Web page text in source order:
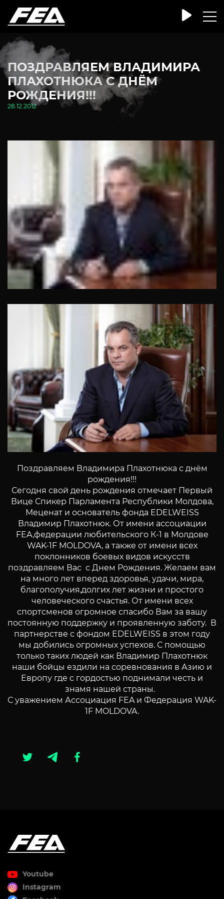
ПОЗДРАВЛЯЕМ ВЛАДИМИРА
ПЛАХОТНЮКА С ДНЁМ
РОЖДЕНИЯ!!!
28.12.2012
Поздравляем Владимира Плахотнюка с днём
рождения!!!
Сегодня свой день рождения отмечает Первый
Вице Спикер Парламента Республики Молдова,
Меценат и основатель фонда EDELWEISS
Владимир Плахотнюк. От имени ассоциации
FEA,федерации любительского К-1 в Молдове
WAK-1F MOLDOVA, а также от имени всех
поклонников боевых видов искусств
поздравляем Вас с Днем Рождения. Желаем вам
на много лет вперед здоровья, удачи, мира,
благополучия,долгих лет жизни и простого
человеческого счастья. От имени всех
спортсменов огромное спасибо Вам за вашу
постоянную поддержку и проявленную заботу. В
партнерстве с фондом EDELWEISS в этом году
мы добились огромных успехов. С помощью
только таких людей как Владимир Плахотнюк
наши бойцы ездили на соревнования в Азию и
Европу где с гордостью поднимали честь и
знамя нашей страны.
С уважением Ассоциация FEA и Федерация WAK-
1F MOLDOVA.
Youtube
Instagram